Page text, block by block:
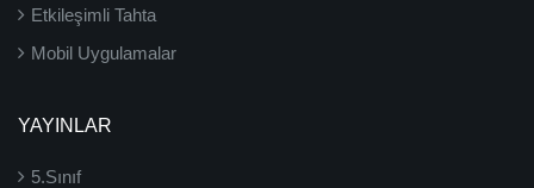
Etkileşimli Tahta
Mobil Uygulamalar
YAYINLAR
5.Sınıf